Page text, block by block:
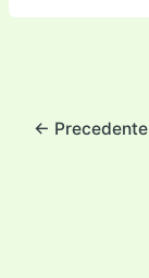
c
o
itt
← Precedente